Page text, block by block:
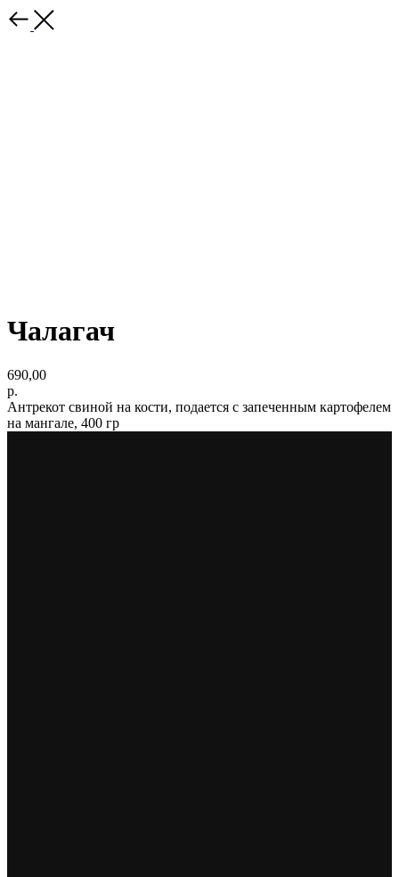
Чалагач
690,00
р.
Антрекот свиной на кости, подается с запеченным картофелем
на мангале, 400 гр